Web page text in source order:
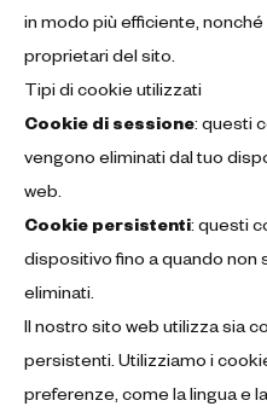
in modo più efficiente,
proprietari del sito.
Tipi di cookie utilizzati
Cookie di sessione: questi
vengono eliminati dal tuo
web.
Cookie persistenti: questi
dispositivo fino a quando non
eliminati.
Il nostro sito web utilizza sia
persistenti. Utilizziamo i
preferenze, come la lingua e